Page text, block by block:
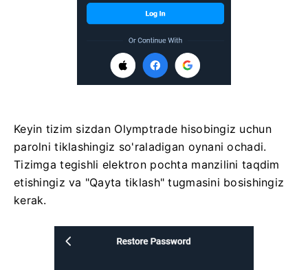
Keyin tizim sizdan Olymptrade hisobingiz uchun
parolni tiklashingiz so'raladigan oynani ochadi.
Tizimga tegishli elektron pochta manzilini taqdim
etishingiz va "Qayta tiklash" tugmasini bosishingiz
kerak.